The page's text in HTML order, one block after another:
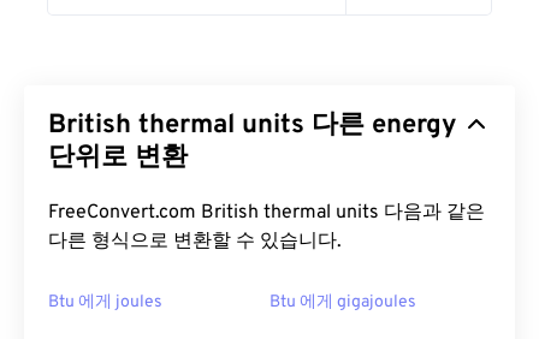
British thermal units 다른 energy
단위로 변환
FreeConvert.com British thermal units 다음과 같은
다른 형식으로 변환할 수 있습니다.
Btu 에게 joules Btu 에게 gigajoules